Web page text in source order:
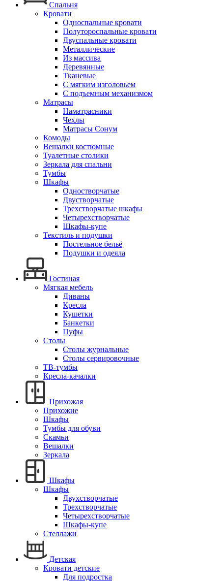
Спальня
Кровати
Односпальные кровати
Полутороспальные кровати
Двуспальные кровати
Металлические
Из массива
Деревянные
Тканевые
С мягким изголовьем
С подъемным механизмом
Матрасы
Наматрасники
Чехлы
Матрасы Сонум
Комоды
Вешалки костюмные
Туалетные столики
Зеркала для спальни
Тумбы
Шкафы
Одностворчатые
Двустворчатые
Трехстворчатые шкафы
Четырехстворчатые
Шкафы-купе
Текстиль и подушки
Постельное бельё
Подушки и одеяла
Гостиная
Мягкая мебель
Диваны
Кресла
Кушетки
Банкетки
Пуфы
Столы
Столы журнальные
Столы сервировочные
ТВ-тумбы
Кресла-качалки
Прихожая
Прихожие
Шкафы
Тумбы для обуви
Скамьи
Вешалки
Зеркала
Шкафы
Шкафы
Двухстворчатые
Трехстворчатые
Четырехстворчатые
Шкафы-купе
Стеллажи
Детская
Кровати детские
Для подростка